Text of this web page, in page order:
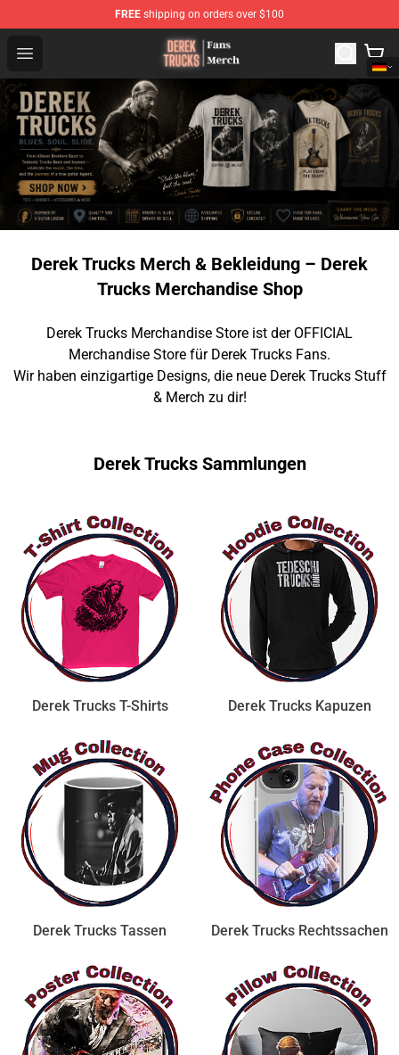
FREE shipping on orders over $100
Open menu
Derek Trucks Store - Official Derek Trucks Merchandise
Derek Trucks Merch & Bekleidung – Derek
Trucks Merchandise Shop
Derek Trucks Merchandise Store ist der OFFICIAL
Merchandise Store für Derek Trucks Fans.
Wir haben einzigartige Designs, die neue Derek Trucks Stuff
& Merch zu dir!
Derek Trucks Sammlungen
Derek Trucks T-Shirts Derek Trucks Kapuzen
Derek Trucks Tassen Derek Trucks Rechtssachen